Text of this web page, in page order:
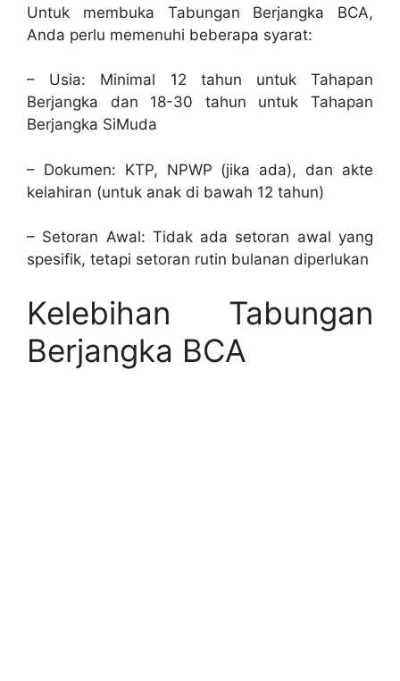
Untuk membuka Tabungan Berjangka BCA,
Anda perlu memenuhi beberapa syarat:
– Usia: Minimal 12 tahun untuk Tahapan
Berjangka dan 18-30 tahun untuk Tahapan
Berjangka SiMuda
– Dokumen: KTP, NPWP (jika ada), dan akte
kelahiran (untuk anak di bawah 12 tahun)
– Setoran Awal: Tidak ada setoran awal yang
spesifik, tetapi setoran rutin bulanan diperlukan
Kelebihan Tabungan
Berjangka BCA